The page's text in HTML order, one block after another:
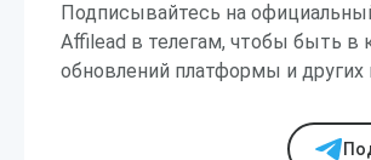
Подписывайтесь на
Affilead в телегам, чтобы быть в
обновлений платформы и других